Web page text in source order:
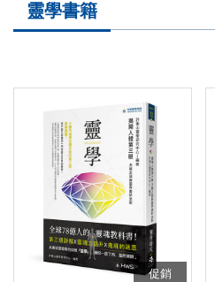
靈學書籍
如何付款
靈學書籍
促銷